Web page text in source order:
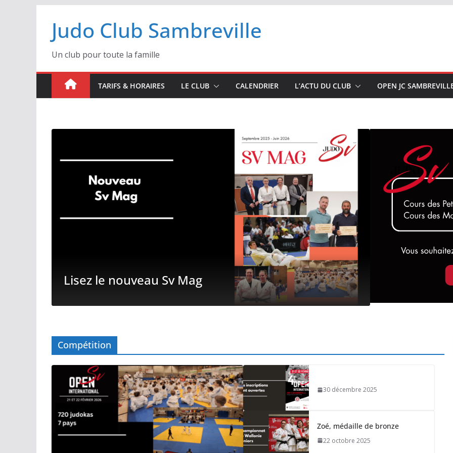
contenu
Judo Club Sambreville
Un club pour toute la famille
TARIFS & HORAIRES LE CLUB CALENDRIER L’ACTU DU CLUB OPEN JC
Lisez le nouveau Sv Mag Les photos sont
Compétition
30 décembre 2025
Zoé, médaille de bronze
22 octobre 2025